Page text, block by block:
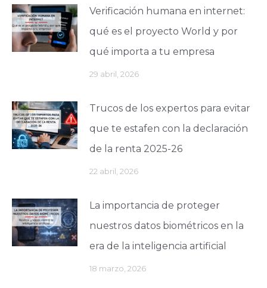
Verificación humana en internet:
qué es el proyecto World y por
qué importa a tu empresa
29 abril, 2026
Trucos de los expertos para evitar
que te estafen con la declaración
de la renta 2025-26
22 abril, 2026
La importancia de proteger
nuestros datos biométricos en la
era de la inteligencia artificial
18 marzo, 2026